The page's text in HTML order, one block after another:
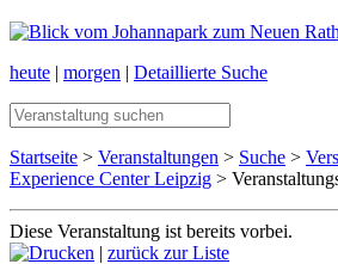
heute | morgen | Detaillierte Suche
Startseite > Veranstaltungen > Suche >
Experience Center Leipzig >
Diese Veranstaltung ist bereits vorbei.
| zurück zur Liste